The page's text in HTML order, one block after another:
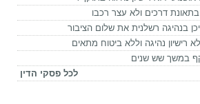
דרכים ולא עצר רכבו
בנהיגה רשלנית את שלום הציבור
רישיון נהיגה וללא ביטוח מתאים
במשך שש שנים
לכל פסקי הדין